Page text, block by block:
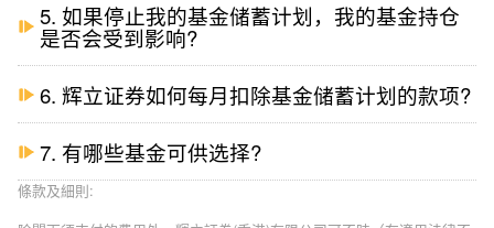
5. 如果停止我的基金储蓄计划，我的基金持仓
是否会受到影响?
6. 辉立证券如何每月扣除基金储蓄计划的款项?
7. 有哪些基金可供选择?
條款及細則: